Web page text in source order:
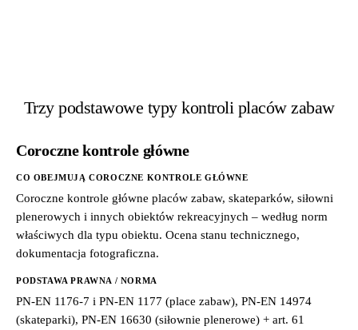
Trzy podstawowe typy kontroli placów zabaw
Coroczne kontrole główne
CO OBEJMUJĄ COROCZNE KONTROLE GŁÓWNE
Coroczne kontrole główne placów zabaw, skateparków, siłowni
plenerowych i innych obiektów rekreacyjnych – według norm
właściwych dla typu obiektu. Ocena stanu technicznego,
dokumentacja fotograficzna.
PODSTAWA PRAWNA / NORMA
PN-EN 1176-7 i PN-EN 1177 (place zabaw), PN-EN 14974
(skateparki), PN-EN 16630 (siłownie plenerowe) + art. 61